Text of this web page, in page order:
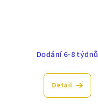
Dodání 6-8 týdnů
Detail